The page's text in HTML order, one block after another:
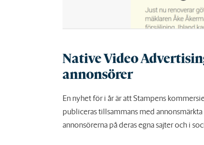
Native Video
annonsörer
En nyhet för i år är att Stampens
publiceras tillsammans med
annonsörerna på deras egna sajter och i